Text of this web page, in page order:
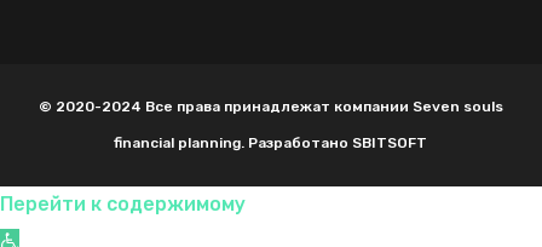
© 2020-2024 Все права принадлежат компании Seven souls
financial planning. Разработано SBITSOFT
Перейти к содержимому
Открыть панель инструментов